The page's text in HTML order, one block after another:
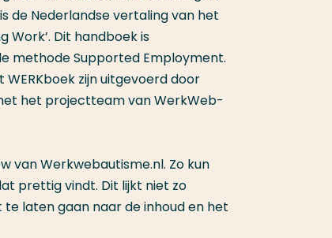
de Nederlandse vertaling van het
Work’. Dit handboek is
methode Supported Employment.
zijn uitgevoerd door
het projectteam van WerkWeb-
van Werkwebautisme.nl. Zo kun
prettig vindt. Dit lijkt niet zo
laten gaan naar de inhoud en het